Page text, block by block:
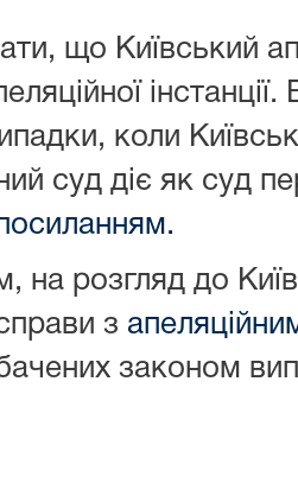
що Київський
коли
суд діє як суд
на розгляд до
з
законом